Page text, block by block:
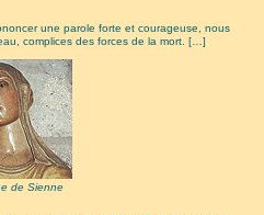
une parole forte et courageuse, nous
complices des forces de la mort. […]
de Sienne